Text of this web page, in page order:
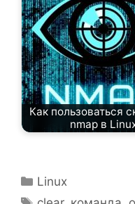
Как пользоваться
nmap в
Рубрики
Linux
Метки